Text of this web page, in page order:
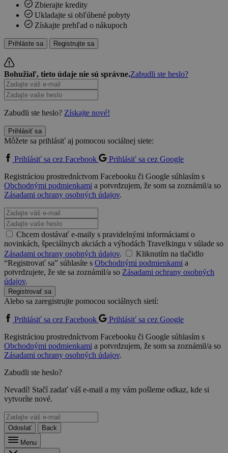
Zbierajte kredity
Ukladajte si obľúbené pobyty
Získajte prehľad o nákupoch
Prihláste sa Registrujte sa
Bohužiaľ, tieto údaje nie sú správne.Zabudli ste heslo?
Zabudli ste heslo? Získajte nové!
Prihlásiť sa
Môžete sa prihlásiť aj pomocou sociálnej siete:
Prihlásiť sa cez Facebook
Prihlásiť sa cez Google
Registráciou prostredníctvom Facebooku či Google súhlasím s
Obchodnými podmienkami a potvrdzujem, že som sa zoznámil/a so
Zásadami ochrany osobných údajov.
Chcem dostávať e-maily s pravidelnými informáciami o
novinkách, špeciálnych akciách a výhodách Travelkingu v súlade so
Zásadami ochrany osobných údajov.
Kliknutím na tlačidlo
“Registrovať sa” súhlasíte s Obchodnými podmienkami a
potvrdzujete, že ste sa zoznámil/a so Zásadami ochrany osobných
údajov.
Registrovať sa
Alebo sa zaregistrujte pomocou sociálnych sietí:
Prihlásiť sa cez Facebook
Prihlásiť sa cez Google
Registráciou prostredníctvom Facebooku či Google súhlasím s
Obchodnými podmienkami a potvrdzujem, že som sa zoznámil/a so
Zásadami ochrany osobných údajov.
Zabudli ste heslo?
Nevadí! Stačí zadať váš e-mail a my vám pošleme odkaz, kde si
vytvoríte nové.
Odoslať
Back
Menu